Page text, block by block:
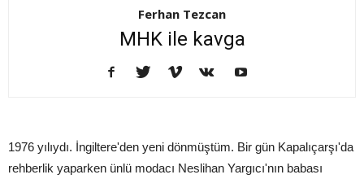
Ferhan Tezcan
MHK ile kavga
1976 yılıydı. İngiltere'den yeni dönmüştüm. Bir gün Kapalıçarşı'da
rehberlik yaparken ünlü modacı Neslihan Yargıcı'nın babası